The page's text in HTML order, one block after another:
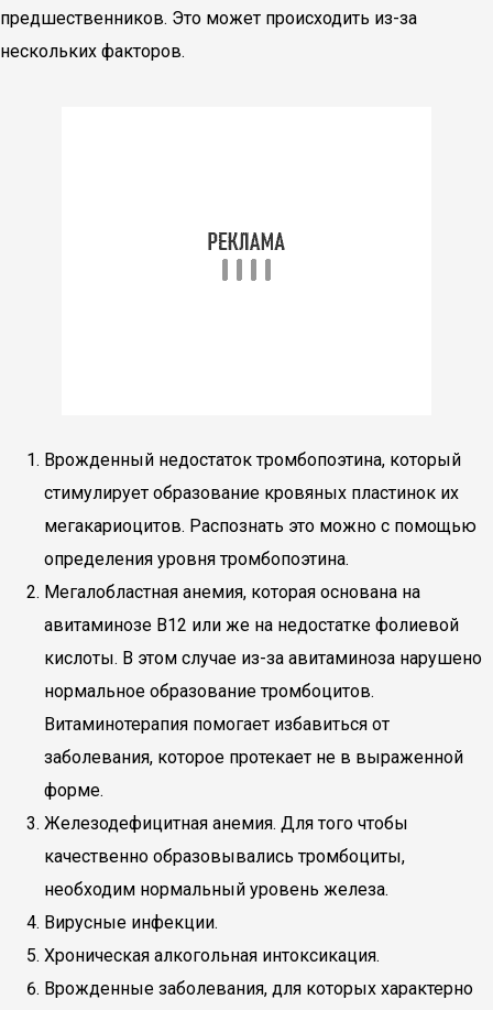
предшественников. Это может происходить из-за
нескольких факторов.
Врожденный недостаток тромбопоэтина, который
стимулирует образование кровяных пластинок их
мегакариоцитов. Распознать это можно с помощью
определения уровня тромбопоэтина.
Мегалобластная анемия, которая основана на
авитаминозе В12 или же на недостатке фолиевой
кислоты. В этом случае из-за авитаминоза нарушено
нормальное образование тромбоцитов.
Витаминотерапия помогает избавиться от
заболевания, которое протекает не в выраженной
форме.
Железодефицитная анемия. Для того чтобы
качественно образовывались тромбоциты,
необходим нормальный уровень железа.
Вирусные инфекции.
Хроническая алкогольная интоксикация.
Врожденные заболевания, для которых характерно